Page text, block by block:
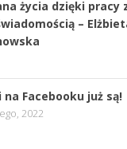
życia dzięki pracy
–
na Facebooku już są!
2022